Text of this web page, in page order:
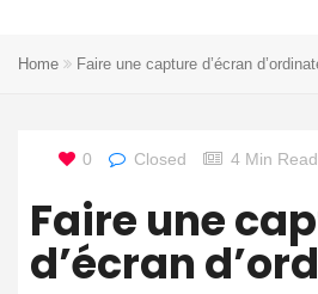
Home Faire une capture d’écran
0 Closed 4 Min Read
Faire une
d’écran